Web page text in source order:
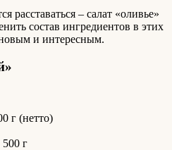
расставаться – салат «оливье»
состав ингредиентов в этих
и интересным.
г (нетто)
г